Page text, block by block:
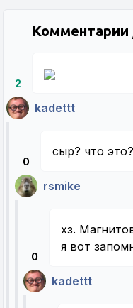
Комментарии
2
kadettt
0
сыр? что это?
rsmike
0
хз.
я вот
kadettt